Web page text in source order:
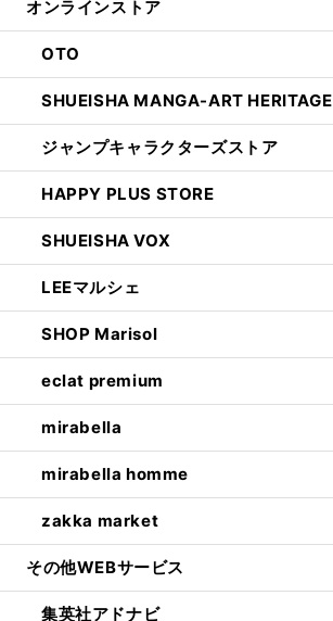
オンラインストア
OTO
SHUEISHA MANGA-ART HERITAGE
ジャンプキャラクターズストア
HAPPY PLUS STORE
SHUEISHA VOX
LEEマルシェ
SHOP Marisol
eclat premium
mirabella
mirabella homme
zakka market
その他WEBサービス
集英社アドナビ